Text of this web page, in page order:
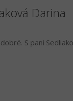
Darina
S pani